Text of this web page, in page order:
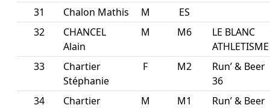
31
Chalon Mathis M
ES
32
CHANCEL
Alain
M M6
LE BLANC
ATHLETISME
33
Chartier
Stéphanie
F M2
Run’ & Beer
36
34
Chartier
M M1
Run’ & Beer